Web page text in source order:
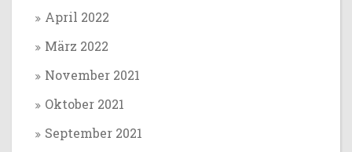
April 2022
März 2022
November 2021
Oktober 2021
September 2021